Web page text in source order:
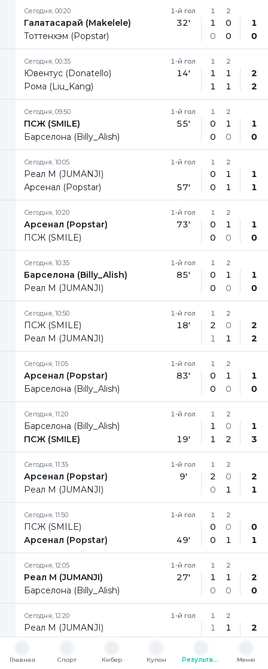
Сегодня, 00:20
Галатасарай (Makelele)
Тоттенхэм (Popstar)
1-й гол
32'
1
1
0
2
0
0
1
0
Сегодня, 00:35
Ювентус (Donatello)
Рома (Liu_Kang)
1-й гол
14'
1
1
1
2
1
1
2
2
Сегодня, 09:50
ПСЖ (SMILE)
Барселона (Billy_Alish)
1-й гол
55'
1
0
0
2
1
0
1
0
Сегодня, 10:05
Реал М (JUMANJI)
Арсенал (Popstar)
1-й гол
57'
1
0
0
2
1
1
1
1
Сегодня, 10:20
Арсенал (Popstar)
ПСЖ (SMILE)
1-й гол
73'
1
0
0
2
1
0
1
0
Сегодня, 10:35
Барселона (Billy_Alish)
Реал М (JUMANJI)
1-й гол
85'
1
0
0
2
1
0
1
0
Сегодня, 10:50
ПСЖ (SMILE)
Реал М (JUMANJI)
1-й гол
18'
1
2
1
2
0
1
2
2
Сегодня, 11:05
Арсенал (Popstar)
Барселона (Billy_Alish)
1-й гол
83'
1
0
0
2
1
0
1
0
Сегодня, 11:20
Барселона (Billy_Alish)
ПСЖ (SMILE)
1-й гол
19'
1
1
1
2
0
2
1
3
Сегодня, 11:35
Арсенал (Popstar)
Реал М (JUMANJI)
1-й гол
9'
1
2
0
2
0
1
2
1
Сегодня, 11:50
ПСЖ (SMILE)
Арсенал (Popstar)
1-й гол
49'
1
0
0
2
0
1
0
1
Сегодня, 12:05
Реал М (JUMANJI)
Барселона (Billy_Alish)
1-й гол
27'
1
1
0
2
1
0
2
0
Сегодня, 12:20
Реал М (JUMANJI)
ПСЖ (SMILE)
1-й гол
15'
1
1
2
2
1
0
2
2
1-й гол
Главная
Спорт
Кибер
Купон
Результаты
Меню